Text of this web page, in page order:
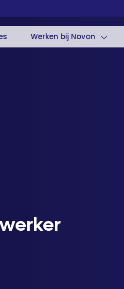
Werken bij Novon